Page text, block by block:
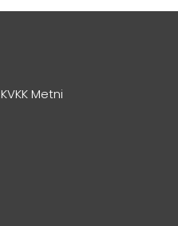
KVKK Metni